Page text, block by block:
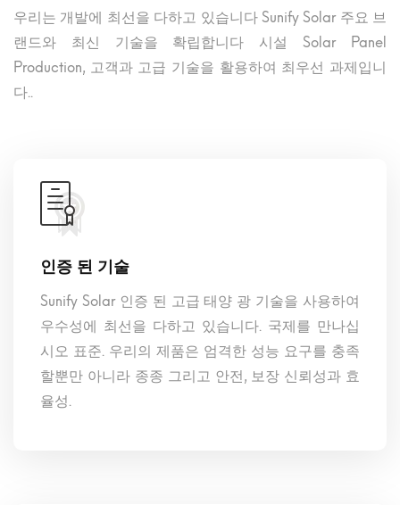
우리는 개발에 최선을 다하고 있습니다 Sunify Solar 주요 브
랜드와 최신 기술을 확립합니다 시설 Solar Panel
Production, 고객과 고급 기술을 활용하여 최우선 과제입니
다..
인증 된 기술
Sunify Solar 인증 된 고급 태양 광 기술을 사용하여
우수성에 최선을 다하고 있습니다. 국제를 만나십
시오 표준. 우리의 제품은 엄격한 성능 요구를 충족
할뿐만 아니라 종종 그리고 안전, 보장 신뢰성과 효
율성.